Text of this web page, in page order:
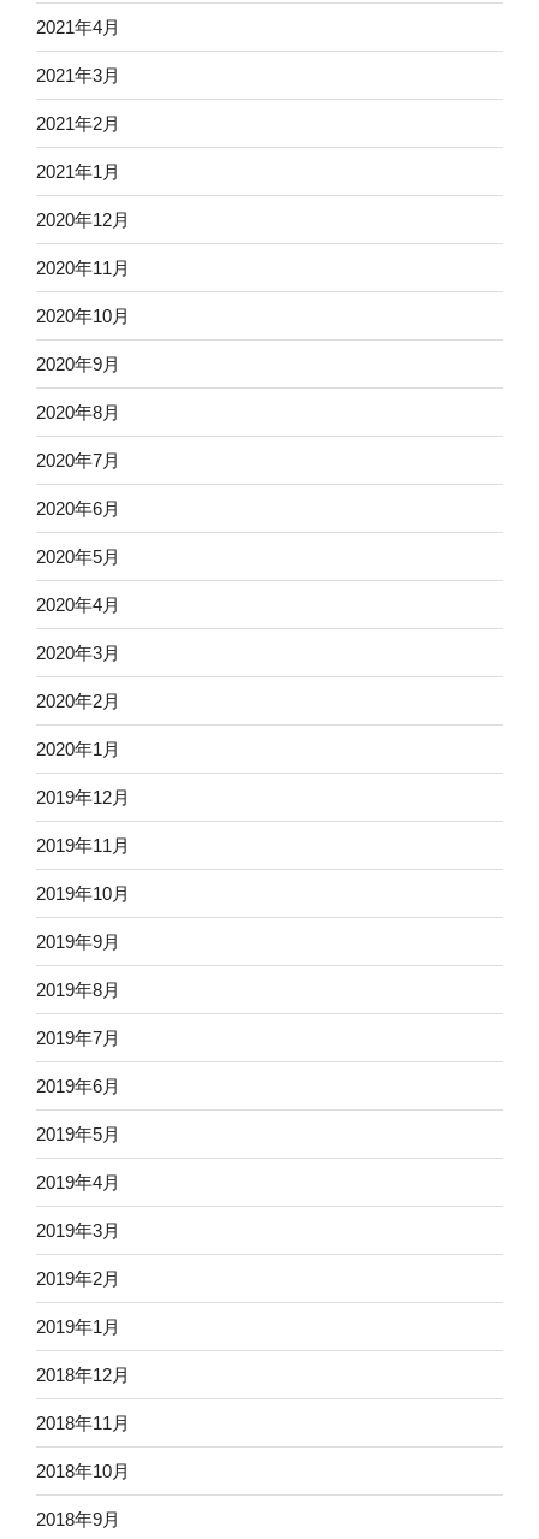
2021年4月
2021年3月
2021年2月
2021年1月
2020年12月
2020年11月
2020年10月
2020年9月
2020年8月
2020年7月
2020年6月
2020年5月
2020年4月
2020年3月
2020年2月
2020年1月
2019年12月
2019年11月
2019年10月
2019年9月
2019年8月
2019年7月
2019年6月
2019年5月
2019年4月
2019年3月
2019年2月
2019年1月
2018年12月
2018年11月
2018年10月
2018年9月